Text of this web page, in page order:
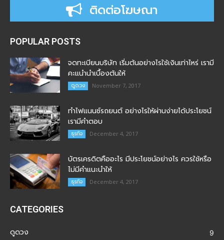
ติดต่อโฆษณา
POPULAR POSTS
จดทะเบียนบริษัท เริ่มต้นอย่างไรใช้เงินเท่าไหร่ เรามี
คะแนำนำเบื้องต้นให้
ดูดวง November 7, 2017
ทำไฟแนนซ์รถยนต์ อย่างไรให้ผ่านง่ายได้ประโยชน์
เรามีคำตอบ
ธุรกิจ December 4, 2017
บัตรเครดิตคืออะไร มีประโยชน์อย่างไร ควรใช้หรือ
ไม่มีคำแนะนำให้
ธุรกิจ December 4, 2017
CATEGORIES
ดูดวง 9